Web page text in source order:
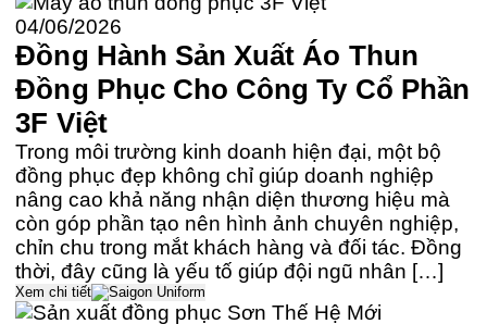
04/06/2026
Đồng Hành Sản Xuất Áo Thun
Đồng Phục Cho Công Ty Cổ Phần
3F Việt
Trong môi trường kinh doanh hiện đại, một bộ
đồng phục đẹp không chỉ giúp doanh nghiệp
nâng cao khả năng nhận diện thương hiệu mà
còn góp phần tạo nên hình ảnh chuyên nghiệp,
chỉn chu trong mắt khách hàng và đối tác. Đồng
thời, đây cũng là yếu tố giúp đội ngũ nhân […]
Xem chi tiết